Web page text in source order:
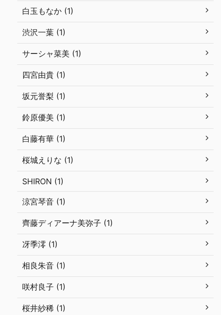
白玉もなか (1)
渋沢一葉 (1)
サーシャ菜美 (1)
四宮由貴 (1)
坂元誉梨 (1)
鈴原優美 (1)
白藤有華 (1)
桜城えりな (1)
SHIRON (1)
涼宮琴音 (1)
齊藤ディアーナ美弥子 (1)
冴季澪 (1)
相良朱音 (1)
咲村良子 (1)
桜井紗稀 (1)